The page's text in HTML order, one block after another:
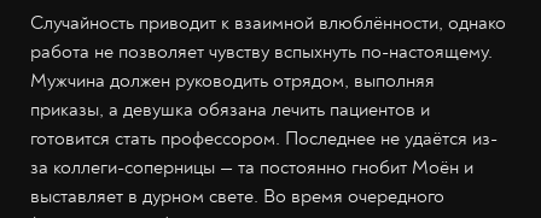
Случайность приводит к взаимной влюблённости, однако
работа не позволяет чувству вспыхнуть по-настоящему.
Мужчина должен руководить отрядом, выполняя
приказы, а девушка обязана лечить пациентов и
готовится стать профессором. Последнее не удаётся из-
за коллеги-соперницы — та постоянно гнобит Моён и
выставляет в дурном свете. Во время очередного